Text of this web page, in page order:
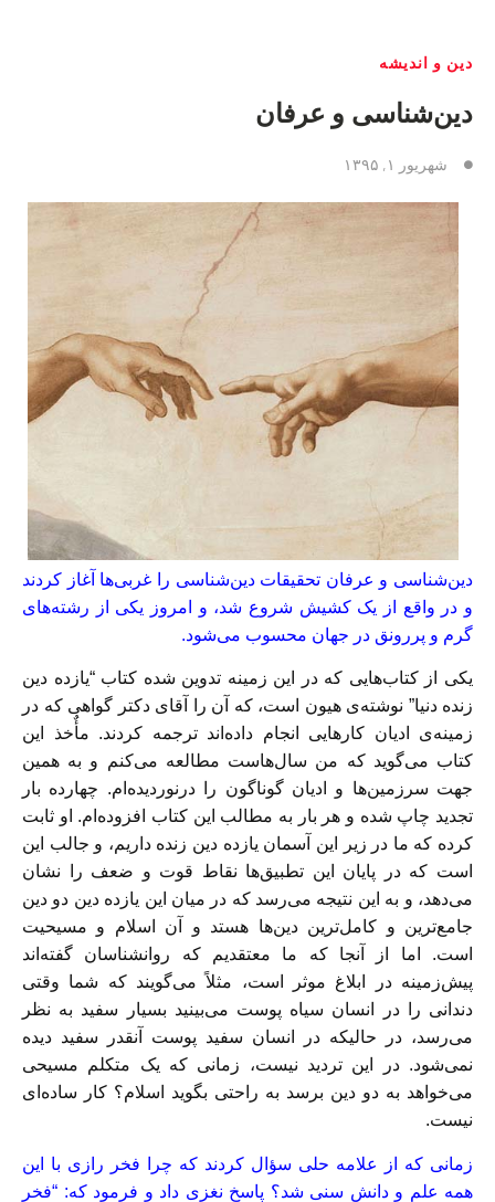
دین و اندیشه
دین‌شناسی و عرفان
شهریور ۱, ۱۳۹۵
دین‌شناسی و عرفان تحقیقات دین‌شناسی را غربی‌ها آغاز کردند
و در واقع از یک کشیش شروع شد، و امروز یکی از رشته‌های
گرم و پررونق در جهان محسوب می‌شود.
یکی از کتاب‌هایی که در این زمینه تدوین شده کتاب “یازده دین
زنده دنیا” نوشته‌ی هیون است، که آن را آقای دکتر گواهی که در
زمینه‌ی ادیان کارهایی انجام داده‌اند ترجمه کردند. مأٌخذ این
کتاب می‌گوید که من سال‌هاست مطالعه می‌کنم و به همین
جهت سرزمین‌ها و ادیان گوناگون را درنوردیده‌ام. چهارده بار
تجدید چاپ شده و هر بار به مطالب این کتاب افزوده‌ام. او ثابت
کرده که ما در زیر این آسمان یازده دین زنده داریم، و جالب این
است که در پایان این تطبیق‌ها نقاط قوت و ضعف را نشان
می‌دهد، و به این نتیجه می‌رسد که در میان این یازده دین دو دین
جامع‌ترین و کامل‌ترین دین‌ها هستد و آن اسلام و مسیحیت
است. اما از آنجا که ما معتقدیم که روانشناسان گفته‌اند
پیش‌زمینه در ابلاغ موثر است، مثلاً می‌گویند که شما وقتی
دندانی را در انسان سیاه‌ پوست می‌بینید بسیار سفید به نظر
می‌رسد، در حالیکه در انسان سفید پوست آنقدر سفید دیده
نمی‌شود. در این تردید نیست، زمانی که یک متکلم مسیحی
می‌خواهد به دو دین برسد به راحتی بگوید اسلام؟ کار ساده‌ای
نیست.
زمانی که از علامه حلی سؤال کردند که چرا فخر رازی با این
همه علم و دانش سنی شد؟ پاسخ نغزی داد و فرمود که: “فخر